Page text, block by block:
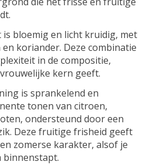
bloemig en licht kruidig, met
koriander. Deze combinatie
in de compositie,
kern geeft.
is sprankelend en
tonen van citroen,
ondersteund door een
Deze fruitige frisheid geeft
zomerse karakter, alsof je